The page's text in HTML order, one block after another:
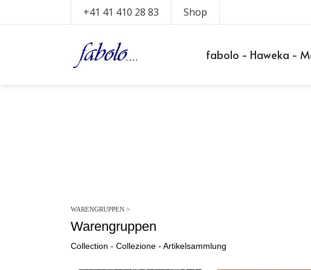
+41 41 410 28 83 Shop
fabolo - Haweka -
WARENGRUPPEN >
Warengruppen
Collection - Collezione - Artikelsammlung